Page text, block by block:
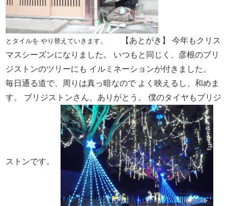
とタイルを やり替えていきます。 【あとがき】
今年もクリス
マスシーズンになりました。
いつもと同じく、彦根のブリ
ジストンのツリーにも イルミネーションが付きました。
毎日通る道で、周りは真っ暗なので よく映えるし、和めま
す。
ブリジストンさん、ありがとう。 僕のタイヤもブリジ
ストンです。